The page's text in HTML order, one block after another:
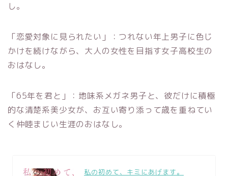
し。
「恋愛対象に見られたい」：つれない年上男子に色じ
かけを続けながら、大人の女性を目指す女子高校生の
おはなし。
「65年を君と」：地味系メガネ男子と、彼だけに積極
的な清楚系美少女が、お互い寄り添って歳を重ねてい
く仲睦まじい生涯のおはなし。
私の初めて、キミにあげます。